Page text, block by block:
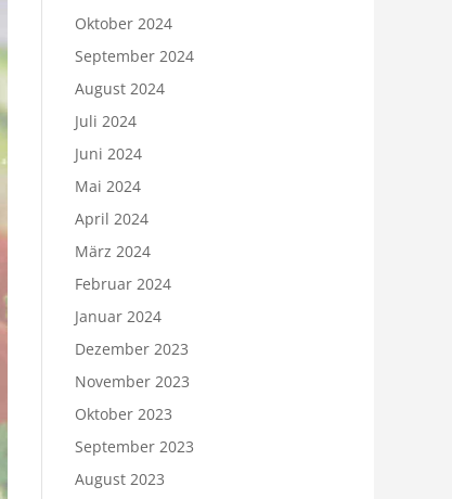
Oktober 2024
September 2024
August 2024
Juli 2024
Juni 2024
Mai 2024
April 2024
März 2024
Februar 2024
Januar 2024
Dezember 2023
November 2023
Oktober 2023
September 2023
August 2023